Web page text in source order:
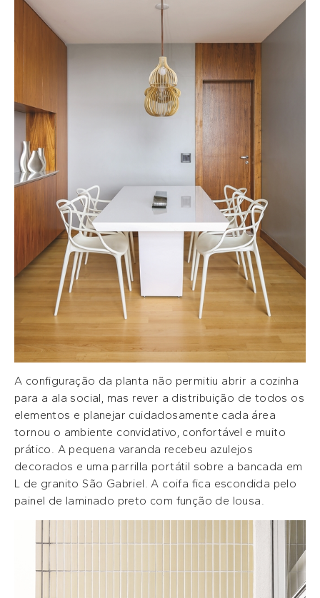
A configuração da planta não permitiu abrir a cozinha
para a ala social, mas rever a distribuição de todos os
elementos e planejar cuidadosamente cada área
tornou o ambiente convidativo, confortável e muito
prático. A pequena varanda recebeu azulejos
decorados e uma parrilla portátil sobre a bancada em
L de granito São Gabriel. A coifa fica escondida pelo
painel de laminado preto com função de lousa.